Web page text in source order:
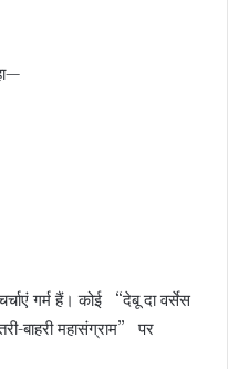
गर्म हैं। कोई “देबू दा वर्सेस
बाहरी महासंग्राम” पर